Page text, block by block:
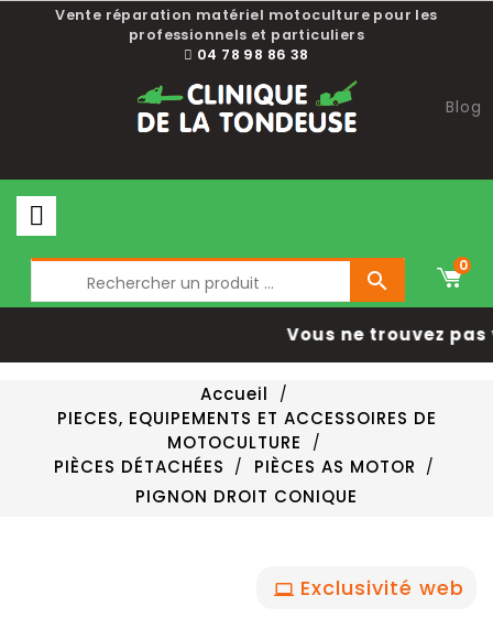
Vente réparation matériel motoculture pour les
professionnels et particuliers
04 78 98 86 38
Blog

0
Vous ne trouvez
Accueil
PIECES, EQUIPEMENTS ET ACCESSOIRES DE
MOTOCULTURE
PIÈCES DÉTACHÉES
PIÈCES AS MOTOR
PIGNON DROIT CONIQUE
Exclusivité web